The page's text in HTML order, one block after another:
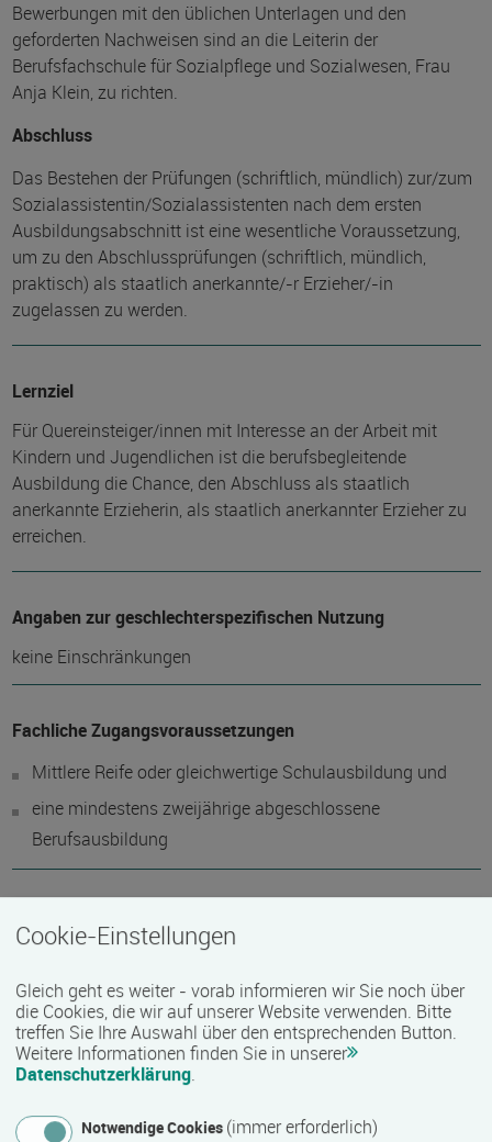
Bewerbungen mit den üblichen Unterlagen und den
geforderten Nachweisen sind an die Leiterin der
Berufsfachschule für Sozialpflege und Sozialwesen, Frau
Anja Klein, zu richten.
Abschluss
Das Bestehen der Prüfungen (schriftlich, mündlich) zur/zum
Sozialassistentin/Sozialassistenten nach dem ersten
Ausbildungsabschnitt ist eine wesentliche Voraussetzung,
um zu den Abschlussprüfungen (schriftlich, mündlich,
praktisch) als staatlich anerkannte/-r Erzieher/-in
zugelassen zu werden.
Lernziel
Für Quereinsteiger/innen mit Interesse an der Arbeit mit
Kindern und Jugendlichen ist die berufsbegleitende
Ausbildung die Chance, den Abschluss als staatlich
anerkannte Erzieherin, als staatlich anerkannter Erzieher zu
erreichen.
Angaben zur geschlechterspezifischen Nutzung
keine Einschränkungen
Fachliche Zugangsvoraussetzungen
Mittlere Reife oder gleichwertige Schulausbildung und
eine mindestens zweijährige abgeschlossene
Berufsausbildung
gesundheitliche sowie logopädische Eignung
Hinweis des Datenbankbetreibers: Informationen über die
Barrierefreiheit erfragen Sie bitte beim Anbieter.
Technische Zugangsvoraussetzungen
Cookie-Einstellungen
Gleich geht es weiter - vorab informieren wir Sie noch über
die Cookies, die wir auf unserer Website verwenden. Bitte
treffen Sie Ihre Auswahl über den entsprechenden Button.
Weitere Informationen finden Sie in unserer
Datenschutzerklärung.
Notwendige Cookies (immer erforderlich)